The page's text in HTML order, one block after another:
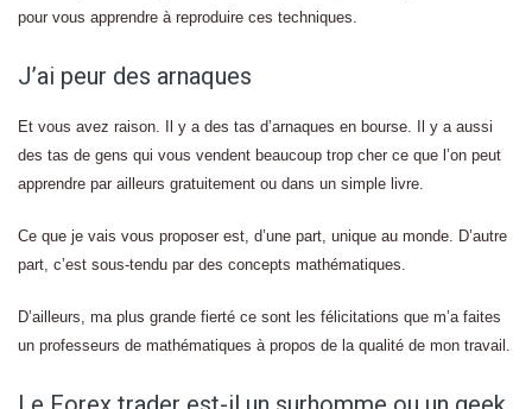
pour vous apprendre à reproduire ces techniques.
J’ai peur des arnaques
Et vous avez raison. Il y a des tas d’arnaques en bourse. Il y a aussi
des tas de gens qui vous vendent beaucoup trop cher ce que l’on peut
apprendre par ailleurs gratuitement ou dans un simple livre.
Ce que je vais vous proposer est, d’une part, unique au monde. D’autre
part, c’est sous-tendu par des concepts mathématiques.
D’ailleurs, ma plus grande fierté ce sont les félicitations que m’a faites
un professeurs de mathématiques à propos de la qualité de mon travail.